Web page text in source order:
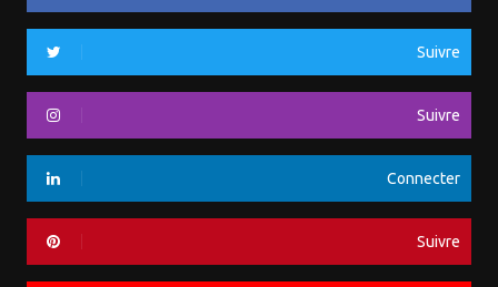
Suivre
Suivre
Connecter
Suivre